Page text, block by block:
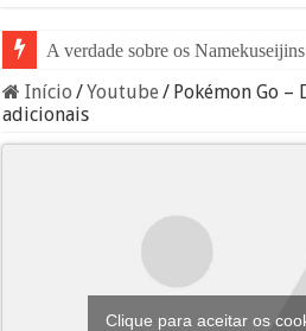
A verdade sobre os Namekuseijins –
Início /Youtube / Pokémon Go
adicionais
Clique para aceitar os